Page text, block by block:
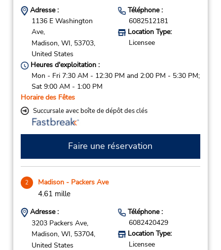
Adresse :
1136 E Washington
Ave,
Madison, WI, 53703,
United States
Téléphone :
6082512181
Location Type:
Licensee
Heures d'exploitation :
Mon - Fri 7:30 AM - 12:30 PM and 2:00 PM - 5:30 PM;
Sat 9:00 AM - 1:00 PM
Horaire des Fêtes
Succursale avec boîte de dépôt des clés
Faire une réservation
2 Madison - Packers Ave
4.61 mille
Adresse :
3203 Packers Ave,
Madison, WI, 53704,
United States
Téléphone :
6082420429
Location Type:
Licensee